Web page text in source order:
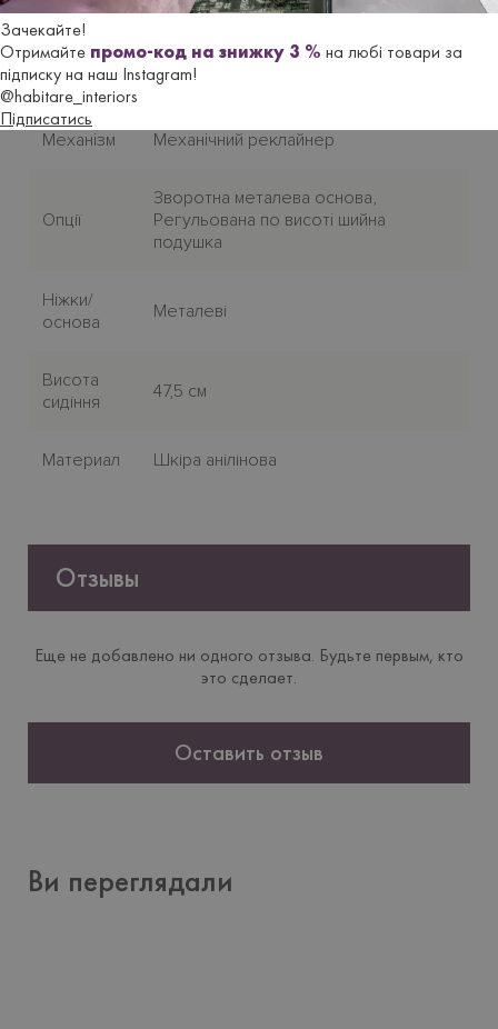
Зачекайте!
Отримайте промо-код на знижку 3 % на любі товари за
підписку на наш Instagram!
@habitare_interiors
Підписатись
Стиль
Версія Релакс
Механiзм Механiчний реклайнер
Опції
Зворотна металева основа,
Регульована по висотi шийна
подушка
Нiжки/
основа
Металеві
Висота
сидіння
47,5 см
Материал Шкіра анілінова
Отзывы
Еще не добавлено ни одного отзыва. Будьте первым, кто
это сделает.
Оставить отзыв
Ви переглядали